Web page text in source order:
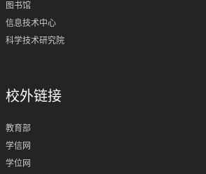
图书馆
信息技术中心
科学技术研究院
校外链接
教育部
学信网
学位网